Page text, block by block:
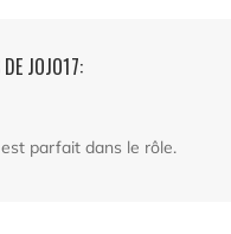
JOJO17:
parfait dans le rôle.